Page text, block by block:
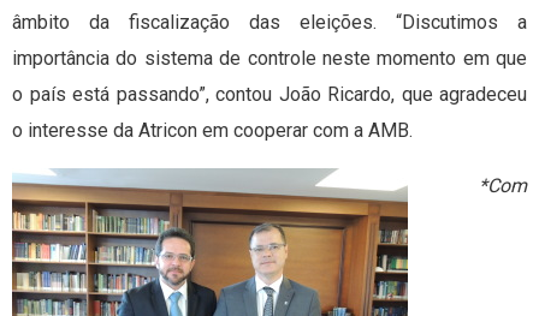
âmbito da fiscalização das eleições. “Discutimos a
importância do sistema de controle neste momento em que
o país está passando”, contou João Ricardo, que agradeceu
o interesse da Atricon em cooperar com a AMB.
*Com